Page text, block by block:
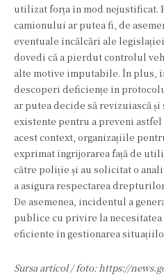
utilizat forța în mod nejustificat.
camionului ar putea fi, de
eventuale încălcări ale
dovedi că a pierdut controlul
alte motive imputabile. În plus,
descoperi deficiențe în
ar putea decide să revizuiască
existente pentru a preveni
acest context, organizațiile
exprimat îngrijorarea față de
către poliție și au solicitat o
a asigura respectarea
De asemenea, incidentul a
publice cu privire la necesitatea
eficiente în gestionarea
Sursa articol / foto: https://